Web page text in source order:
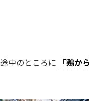
中のところに 「鶏か